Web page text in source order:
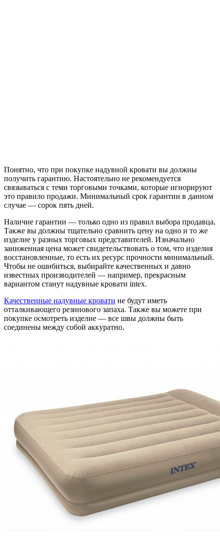
Понятно, что при покупке надувной кровати вы должны
получить гарантию. Настоятельно не рекомендуется
связываться с теми торговыми точками, которые игнорируют
это правило продажи. Минимальный срок гарантии в данном
случае — сорок пять дней.
Наличие гарантии — только одно из правил выбора продавца.
Также вы должны тщательно сравнить цену на одно и то же
изделие у разных торговых представителей. Изначально
заниженная цена может свидетельствовать о том, что изделия
восстановленные, то есть их ресурс прочности минимальный.
Чтобы не ошибиться, выбирайте качественных и давно
известных производителей — например, прекрасным
вариантом станут надувные кровати intex.
Качественные надувные кровати не будут иметь
отталкивающего резинового запаха. Также вы можете при
покупке осмотреть изделие — все швы должны быть
соединены между собой аккуратно.